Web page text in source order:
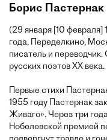
Борис Пастернак
(29 января [10
года, Переделкино,
писатель и
русских поэтов XX века.
Первые стихи
1955 году Пастернак
Живаго». Через три
Нобелевской премией